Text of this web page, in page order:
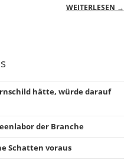
WEITERLESEN →
hätte, würde darauf
der Branche
Schatten voraus